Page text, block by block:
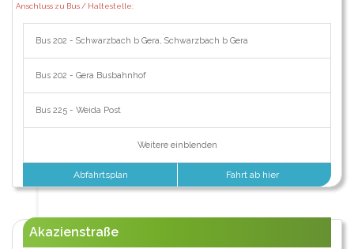
Anschluss zu Bus / Haltestelle:
Bus 202 - Schwarzbach b Gera, Schwarzbach b Gera
Bus 202 - Gera Busbahnhof
Bus 225 - Weida Post
Weitere einblenden
Abfahrtsplan Fahrt ab hier
Akazienstraße